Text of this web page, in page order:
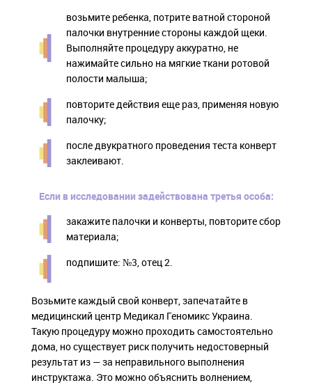
возьмите ребенка, потрите ватной стороной
палочки внутренние стороны каждой щеки.
Выполняйте процедуру аккуратно, не
нажимайте сильно на мягкие ткани ротовой
полости малыша;
повторите действия еще раз, применяя новую
палочку;
после двукратного проведения теста конверт
заклеивают.
Если в исследовании задействована третья особа:
закажите палочки и конверты, повторите сбор
материала;
подпишите: №3, отец 2.
Возьмите каждый свой конверт, запечатайте в
медицинский центр Медикал Геномикс Украина.
Такую процедуру можно проходить самостоятельно
дома, но существует риск получить недостоверный
результат из — за неправильного выполнения
инструктажа. Это можно объяснить волнением,